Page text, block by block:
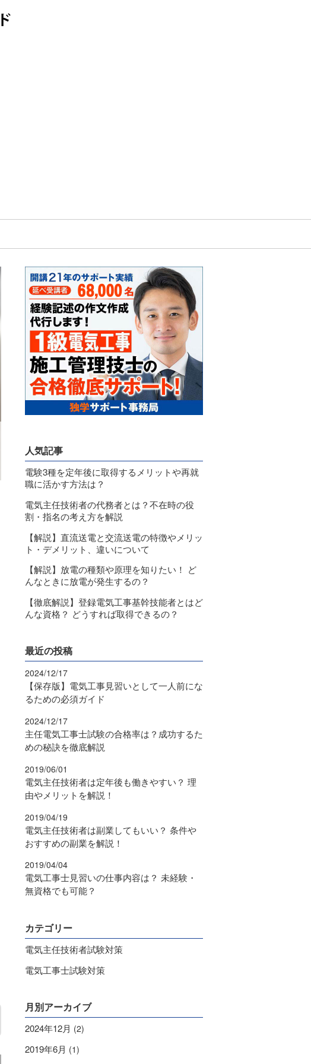
人気記事
電験3種を定年後に取得するメリットや再就
職に活かす方法は？
電気主任技術者の代務者とは？不在時の役
割・指名の考え方を解説
【解説】直流送電と交流送電の特徴やメリッ
ト・デメリット、違いについて
【解説】放電の種類や原理を知りたい！ ど
んなときに放電が発生するの？
【徹底解説】登録電気工事基幹技能者とはど
んな資格？ どうすれば取得できるの？
最近の投稿
2024/12/17
【保存版】電気工事見習いとして一人前にな
るための必須ガイド
2024/12/17
主任電気工事士試験の合格率は？成功するた
めの秘訣を徹底解説
2019/06/01
電気主任技術者は定年後も働きやすい？ 理
由やメリットを解説！
2019/04/19
電気主任技術者は副業してもいい？ 条件や
おすすめの副業を解説！
2019/04/04
電気工事士見習いの仕事内容は？ 未経験・
無資格でも可能？
カテゴリー
電気主任技術者試験対策
電気工事士試験対策
月別アーカイブ
2024年12月 (2)
2019年6月 (1)